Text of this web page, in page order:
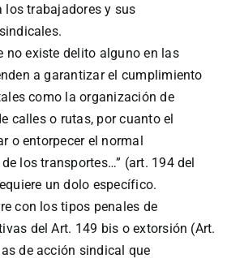
los trabajadores y sus
no existe delito alguno en las
a garantizar el cumplimiento
como la organización de
calles o rutas, por cuanto el
o entorpecer el normal
los transportes…” (art. 194 del
un dolo específico.
con los tipos penales de
del Art. 149 bis o extorsión (Art.
de acción sindical que